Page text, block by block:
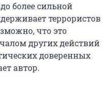
более сильной
террористов
что это
других действий
доверенных
автор.